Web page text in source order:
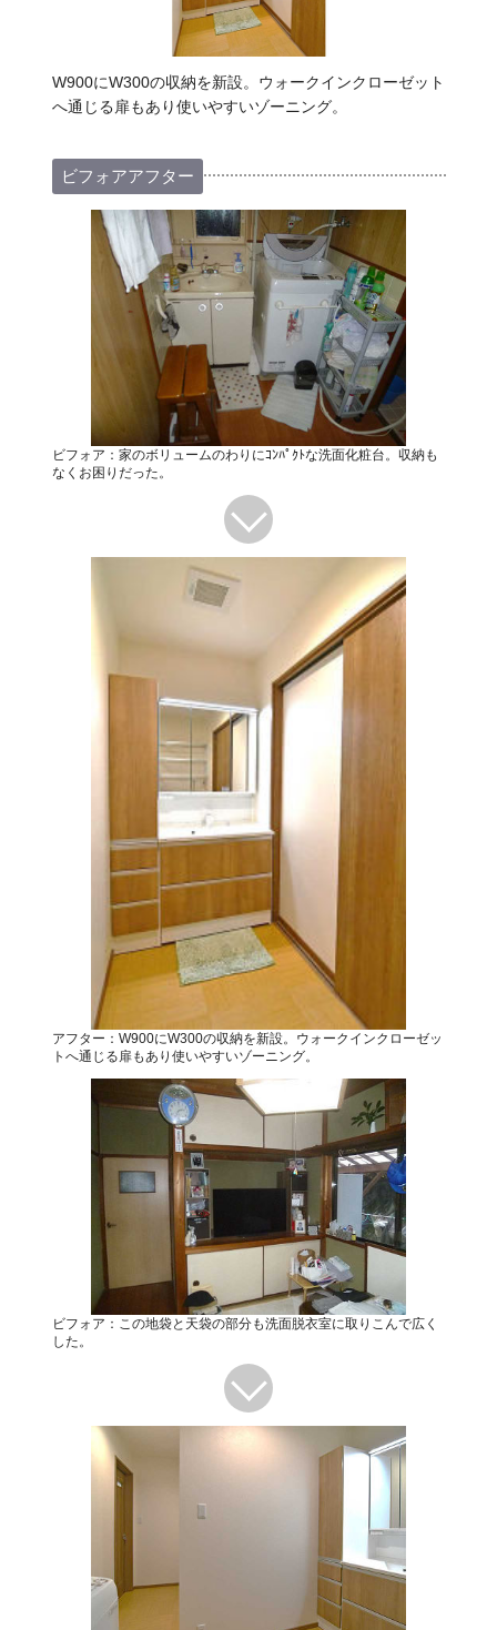
W900にW300の収納を新設。ウォークインクローゼット
へ通じる扉もあり使いやすいゾーニング。
ビフォアアフター
ビフォア：家のボリュームのわりにｺﾝﾊﾟｸﾄな洗面化粧台。収納も
なくお困りだった。
アフター：W900にW300の収納を新設。ウォークインクローゼッ
トへ通じる扉もあり使いやすいゾーニング。
ビフォア：この地袋と天袋の部分も洗面脱衣室に取りこんで広く
した。